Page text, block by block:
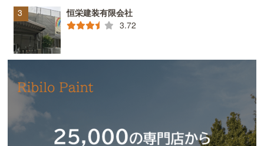
恒栄建装有限会社
3.72